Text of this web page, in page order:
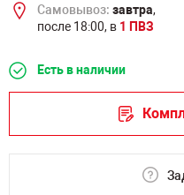
Самовывоз: завтра,
после 18:00, в 1 ПВЗ
Есть в наличии